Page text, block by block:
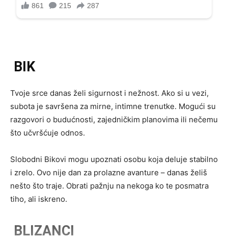
BIK
Tvoje srce danas želi sigurnost i nežnost. Ako si u vezi,
subota je savršena za mirne, intimne trenutke. Mogući su
razgovori o budućnosti, zajedničkim planovima ili nečemu
što učvršćuje odnos.
Slobodni Bikovi mogu upoznati osobu koja deluje stabilno
i zrelo. Ovo nije dan za prolazne avanture – danas želiš
nešto što traje. Obrati pažnju na nekoga ko te posmatra
tiho, ali iskreno.
BLIZANCI